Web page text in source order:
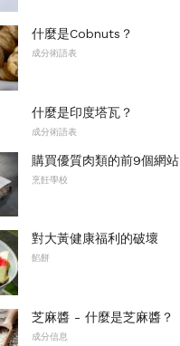
什麼是Cobnuts？
成分術語表
什麼是印度塔瓦？
成分術語表
購買優質肉類的前9個網站
烹飪學校
對大黃健康福利的破壞
餡餅
芝麻醬 - 什麼是芝麻醬？
成分信息